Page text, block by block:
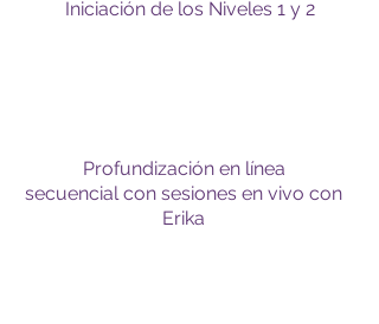
Iniciación de los Niveles 1 y 2
Profundización en línea
secuencial con sesiones en vivo con
Erika